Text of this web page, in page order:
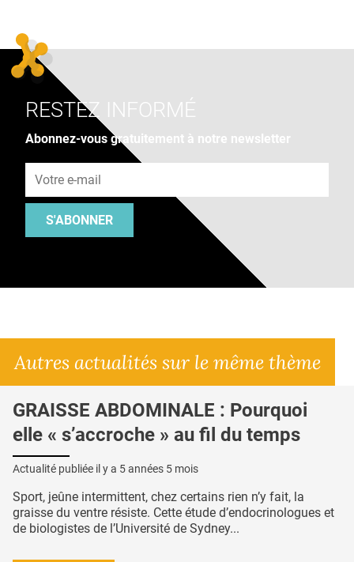
RESTEZ INFORMÉ
Abonnez-vous gratuitement à notre newsletter
S'ABONNER
Autres actualités sur le même thème
GRAISSE ABDOMINALE : Pourquoi
elle « s’accroche » au fil du temps
Actualité publiée il y a 5 années 5 mois
Sport, jeûne intermittent, chez certains rien n’y fait, la
graisse du ventre résiste. Cette étude d’endocrinologues et
de biologistes de l’Université de Sydney...